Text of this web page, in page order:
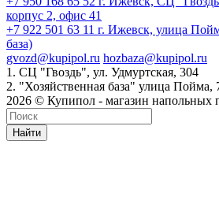
корпус 2, офис 41
+7 922 501 63 11 г. Ижевск, улица
база)
gvozd@kupipol.ru hozbaza@kupipol.ru
1. СЦ "Гвоздь", ул. Удмуртская, 304
2. "Хозяйственная база" улица Пойма,
2026 © Купипол - магазин напольных
Найти